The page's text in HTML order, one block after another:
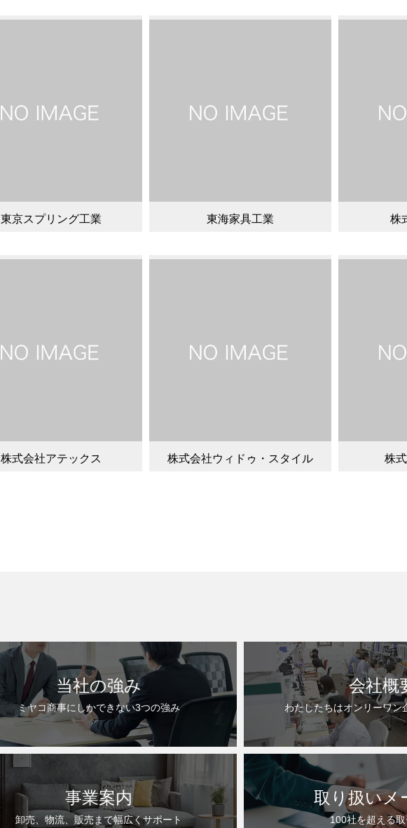
東京スプリング工業 東海家具工業 株
株式会社アテックス 株式会社ウィドゥ・スタイル 株
当社の強み
ミヤコ商事にしかできない3つの強み
会社概
わたしたちはオンリーワン
事業案内
卸売、物流、販売まで幅広くサポート
取り扱いメ
100社を超える